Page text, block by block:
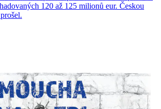
120 až 125 milionů eur. Českou